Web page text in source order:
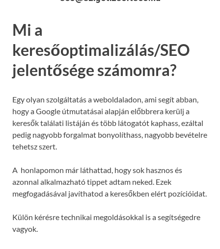
Mi a
keresőoptimalizálás/SEO
jelentősége számomra?
Egy olyan szolgáltatás a weboldaladon, ami segít abban,
hogy a Google útmutatásai alapján előbbrera kerülj a
keresők találati listáján és több látogatót kaphass, ezáltal
pedig nagyobb forgalmat bonyolíthass, nagyobb bevételre
tehetsz szert.
A honlapomon már láthattad, hogy sok hasznos és
azonnal alkalmazható tippet adtam neked. Ezek
megfogadásával javíthatod a keresőkben elért pozícióidat.
Külön kérésre technikai megoldásokkal is a segítségedre
vagyok.